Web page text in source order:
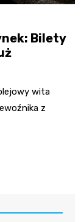
Bilety
wita
z